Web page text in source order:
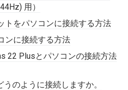
用）
トをパソコンに接続する方法
ンに接続する方法
22 Plusとパソコンの接続方法
のように接続しますか。